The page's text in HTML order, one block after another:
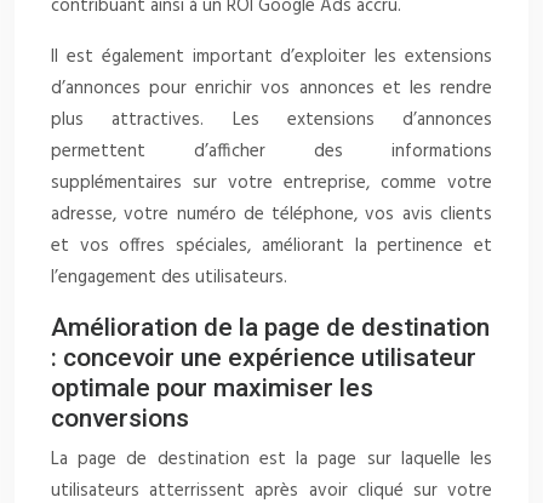
contribuant ainsi à un ROI Google Ads accru.
Il est également important d’exploiter les extensions
d’annonces pour enrichir vos annonces et les rendre
plus attractives. Les extensions d’annonces
permettent d’afficher des informations
supplémentaires sur votre entreprise, comme votre
adresse, votre numéro de téléphone, vos avis clients
et vos offres spéciales, améliorant la pertinence et
l’engagement des utilisateurs.
Amélioration de la page de destination
: concevoir une expérience utilisateur
optimale pour maximiser les
conversions
La page de destination est la page sur laquelle les
utilisateurs atterrissent après avoir cliqué sur votre